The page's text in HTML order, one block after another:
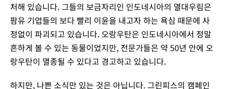
처해 있습니다. 그들의 보금자리인 인도네시아의 열대우림은
팜유 기업들의 보다 빨리 이윤을 내고자 하는 욕심 때문에 사
정없이 파괴되고 있습니다. 오랑우탄은 인도네시아에서 정말
흔하게 볼 수 있는 동물이었지만, 전문가들은 약 50년 안에 오
랑우탄이 멸종될 수 있다고 경고하고 있습니다.
하지만, 나쁜 소식만 있는 것은 아닙니다. 그린피스의 캠페인